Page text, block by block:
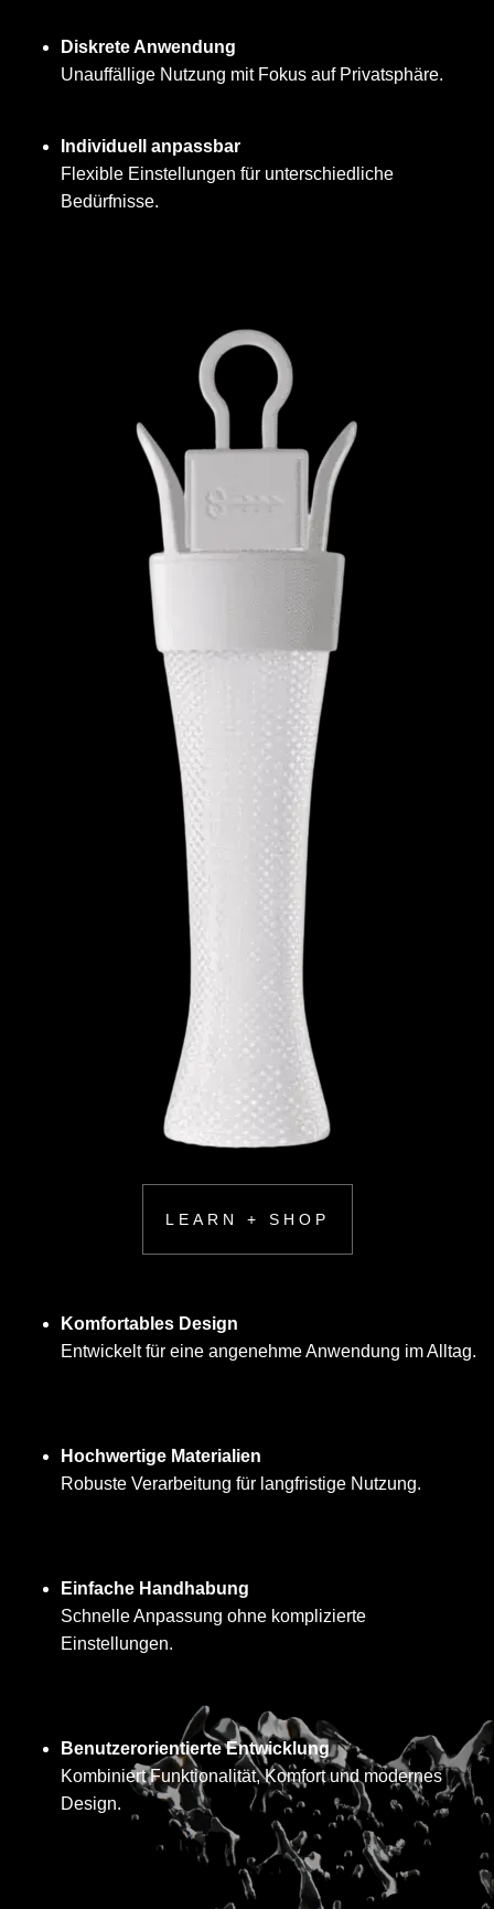
Diskrete Anwendung
Unauffällige Nutzung mit Fokus auf Privatsphäre.
Individuell anpassbar
Flexible Einstellungen für unterschiedliche
Bedürfnisse.
LEARN + SHOP
Komfortables Design
Entwickelt für eine angenehme Anwendung im Alltag.
Hochwertige Materialien
Robuste Verarbeitung für langfristige Nutzung.
Einfache Handhabung
Schnelle Anpassung ohne komplizierte
Einstellungen.
Benutzerorientierte Entwicklung
Kombiniert Funktionalität, Komfort und modernes
Design.